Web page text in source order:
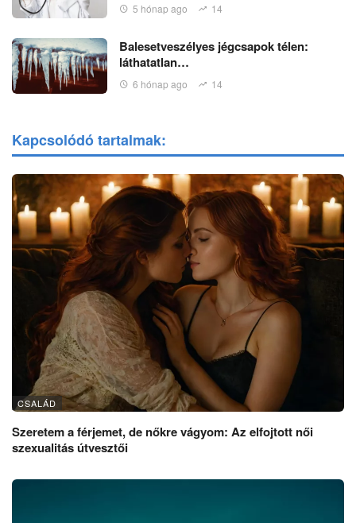
5 hónap ago 14
Balesetveszélyes jégcsapok télen:
láthatatlan…
6 hónap ago 14
Kapcsolódó tartalmak:
CSALÁD
Szeretem a férjemet, de nőkre vágyom: Az elfojtott női
szexualitás útvesztői